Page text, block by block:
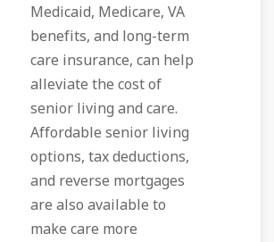
Medicaid, Medicare, VA
benefits, and long-term
care insurance, can help
alleviate the cost of
senior living and care.
Affordable senior living
options, tax deductions,
and reverse mortgages
are also available to
make care more